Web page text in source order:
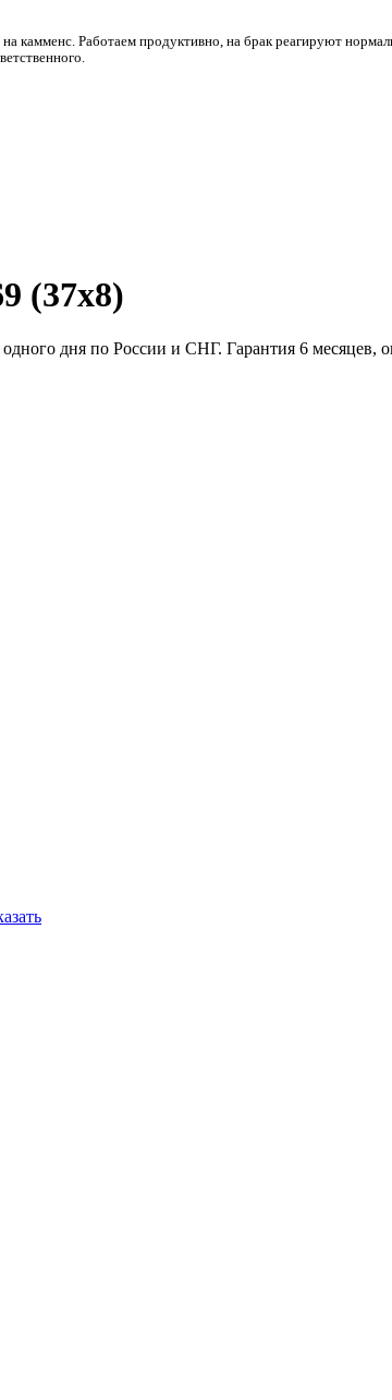
камменс. Работаем продуктивно, на брак реагируют
(37х8)
дня по России и СНГ. Гарантия 6